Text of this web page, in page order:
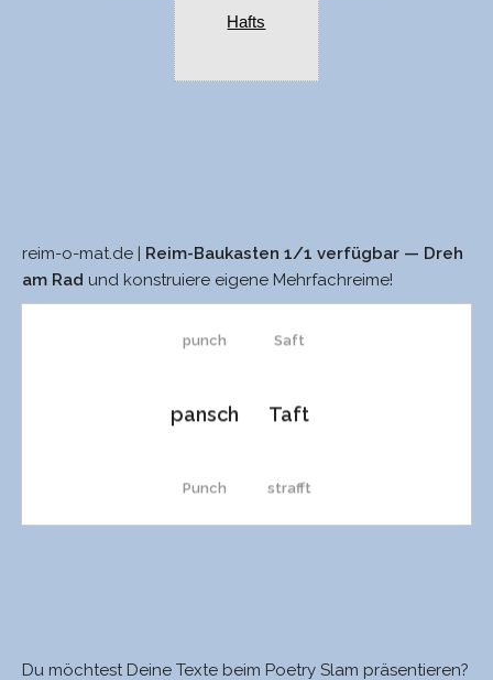
Hafts
reim-o-mat.de |
Reim-Baukasten 1/1 verfügbar — Dreh
am Rad und konstruiere eigene Mehrfachreime!
punch
pansch
Punch
Saft
Taft
strafft
Du möchtest Deine Texte beim Poetry Slam präsentieren?